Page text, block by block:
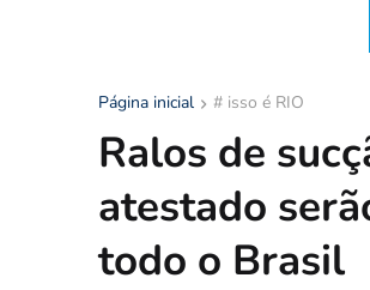
Página inicial # isso é RIO
Ralos de
atestado
todo o Brasil